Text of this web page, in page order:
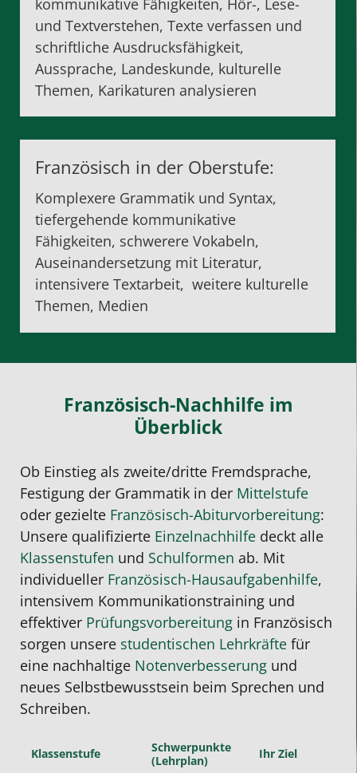
kommunikative Fähigkeiten, Hör-, Lese-
und Textverstehen, Texte verfassen und
schriftliche Ausdrucksfähigkeit,
Aussprache, Landeskunde, kulturelle
Themen, Karikaturen analysieren
Französisch in der Oberstufe:
Komplexere Grammatik und Syntax,
tiefergehende kommunikative
Fähigkeiten, schwerere Vokabeln,
Auseinandersetzung mit Literatur,
intensivere Textarbeit, weitere kulturelle
Themen, Medien
Französisch-Nachhilfe im
Überblick
Ob Einstieg als zweite/dritte Fremdsprache,
Festigung der Grammatik in der Mittelstufe
oder gezielte Französisch-Abiturvorbereitung:
Unsere qualifizierte Einzelnachhilfe deckt alle
Klassenstufen und Schulformen ab. Mit
individueller Französisch-Hausaufgabenhilfe,
intensivem Kommunikationstraining und
effektiver Prüfungsvorbereitung in Französisch
sorgen unsere studentischen Lehrkräfte für
eine nachhaltige Notenverbesserung und
neues Selbstbewusstsein beim Sprechen und
Schreiben.
Klassenstufe
Schwerpunkte
(Lehrplan)
Ihr Ziel